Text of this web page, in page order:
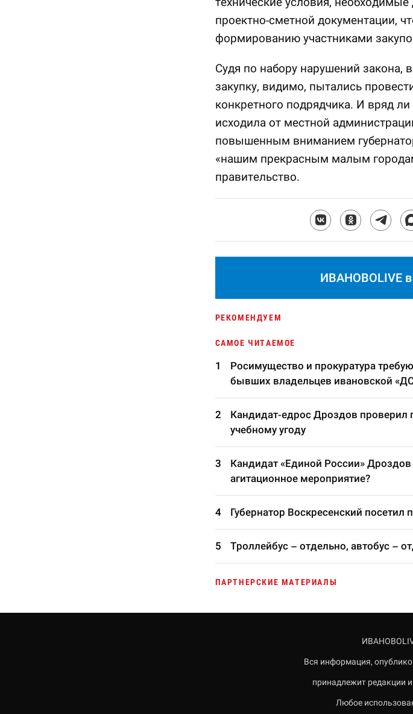
проектно-сметной документации,
формированию участниками
Судя по набору нарушений
закупку, видимо, пытались
конкретного подрядчика. И вряд
исходила от местной
повышенным вниманием
«нашим прекрасным малым
правительство.
ИВАНОВОLIVE в
РЕКОМЕНДУЕМ
САМОЕ ЧИТАЕМОЕ
Росимущество и прокуратура
бывших владельцев ивановской
Кандидат-едрос Дроздов проверил
учебному угоду
Кандидат «Единой России»
агитационное мероприятие?
Губернатор Воскресенский посетил
Троллейбус – отдельно, автобус –
ПАРТНЕРСКИЕ МАТЕРИАЛЫ
Вся информация,
принадлежит редакции
Любое